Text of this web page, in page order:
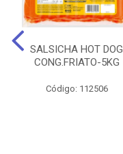
SALSICHA HOT DOG
CONG.FRIATO-5KG
Código: 112506